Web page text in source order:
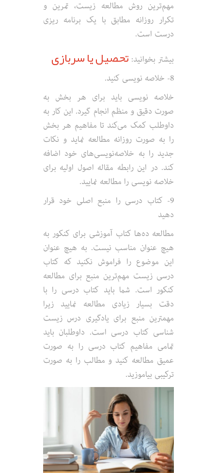
مهم‌ترین روش مطالعه زیست، تمرین و
تکرار روزانه مطابق با یک برنامه ریزی
درست است.
بیشتر بخوانید: تحصیل یا سربازی
8- خلاصه نویسی کنید.
خلاصه نویسی باید برای هر بخش به
صورت دقیق و منظم انجام گیرد. این کار به
داوطلب کمک می‌کند تا مفاهیم هر بخش
را به صورت روزانه مطالعه نماید و نکات
جدید را به خلاصه‌‌نویسی‌های خود اضافه
کند. در این رابطه مقاله اصول اولیه برای
خلاصه نویسی را مطالعه نمایید.
9- کتاب درسی را منبع اصلی خود قرار
دهید
مطالعه ده‌ها کتاب آموزشی برای کنکور به
هیچ عنوان مناسب نیست. به هیچ عنوان
این موضوع را فراموش نکنید که کتاب
درسی زیست مهم‌ترین منبع برای مطالعه
کنکور است. شما باید کتاب درسی را با
دقت بسیار زیادی مطالعه نمایید زیرا
مهمترین منبع برای یادگیری درس زیست
شناسی کتاب درسی است. داوطلبان باید
تمامی مفاهیم کتاب درسی را به صورت
عمیق مطالعه کنید و مطالب را به صورت
ترکیبی بیاموزید.